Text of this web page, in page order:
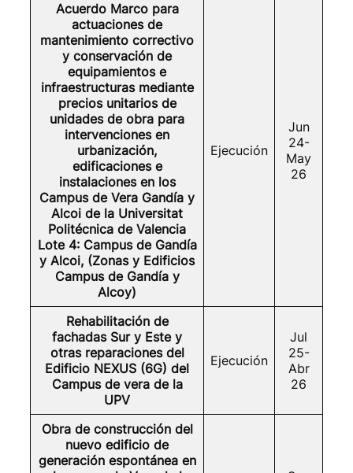
Acuerdo Marco para
actuaciones de
mantenimiento correctivo
y conservación de
equipamientos e
infraestructuras mediante
precios unitarios de
unidades de obra para
intervenciones en
urbanización,
edificaciones e
instalaciones en los
Campus de Vera Gandía y
Alcoi de la Universitat
Politécnica de Valencia
Lote 4: Campus de Gandía
y Alcoi, (Zonas y Edificios
Campus de Gandía y
Alcoy)
Ejecución
Jun
24-
May
26
Rehabilitación de
fachadas Sur y Este y
otras reparaciones del
Edificio NEXUS (6G) del
Campus de vera de la
UPV
Ejecución
Jul
25-
Abr
26
Obra de construcción del
nuevo edificio de
generación espontánea en